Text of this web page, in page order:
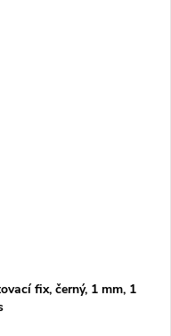
fix, černý, 1 mm, 1